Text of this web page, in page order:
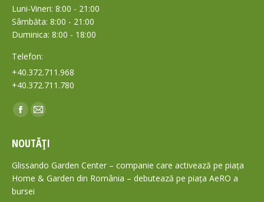
Luni-Vineri: 8:00 - 21:00
Sâmbăta: 8:00 - 21:00
Duminica: 8:00 - 18:00
Telefon:
+40.372.711.968
+40.372.711.780
Find us on:
Facebook
opens
in
new
window
Mail
opens
in
new
NOUTĂȚI
Glissando Garden Center – companie care activează pe piața
Home & Garden din România – debutează pe piața AeRO a
bursei